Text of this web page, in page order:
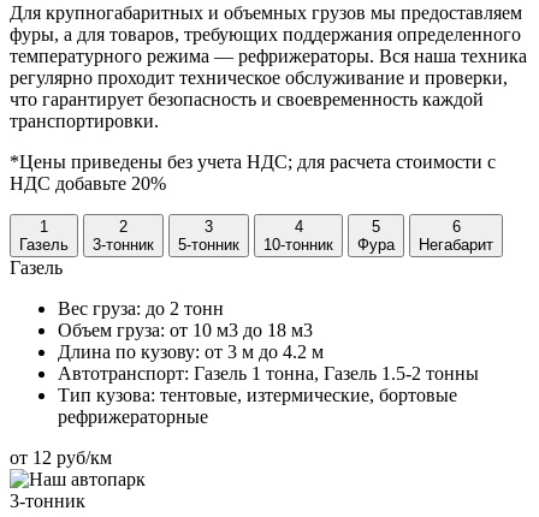
Для крупногабаритных и объемных грузов мы предоставляем
фуры, а для товаров, требующих поддержания определенного
температурного режима — рефрижераторы. Вся наша техника
регулярно проходит техническое обслуживание и проверки,
что гарантирует безопасность и своевременность каждой
транспортировки.
*Цены приведены без учета НДС; для расчета стоимости с
НДС добавьте 20%
1
Газель
2
3-тонник
3
5-тонник
4
10-тонник
5
Фура
6
Негабарит
Газель
Вес груза: до 2 тонн
Объем груза: от 10 м3 до 18 м3
Длина по кузову: от 3 м до 4.2 м
Автотранспорт: Газель 1 тонна, Газель 1.5-2 тонны
Тип кузова: тентовые, изтермические, бортовые
рефрижераторные
от 12 руб/км
3-тонник